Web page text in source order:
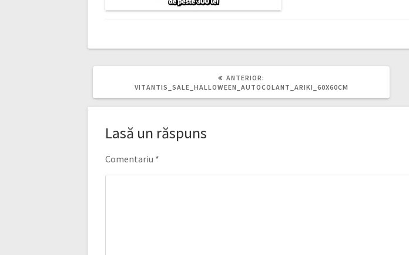
ANTERIOR:
ANTERIOR:
VITANTIS_SALE_HALLOWEEN_AUTOCOLANT_ARIKI_60X60CM
Lasă un răspuns
Comentariu *